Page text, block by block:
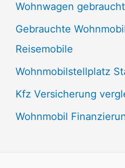
Wohnwagen
Gebrauchte
Reisemobile
Wohnmobilstellplatz
Kfz Versicherung
Wohnmobil